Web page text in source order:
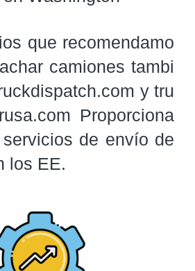
que recomendamo
camiones tambi
y tru
Proporciona
servicios de envío de
los EE.